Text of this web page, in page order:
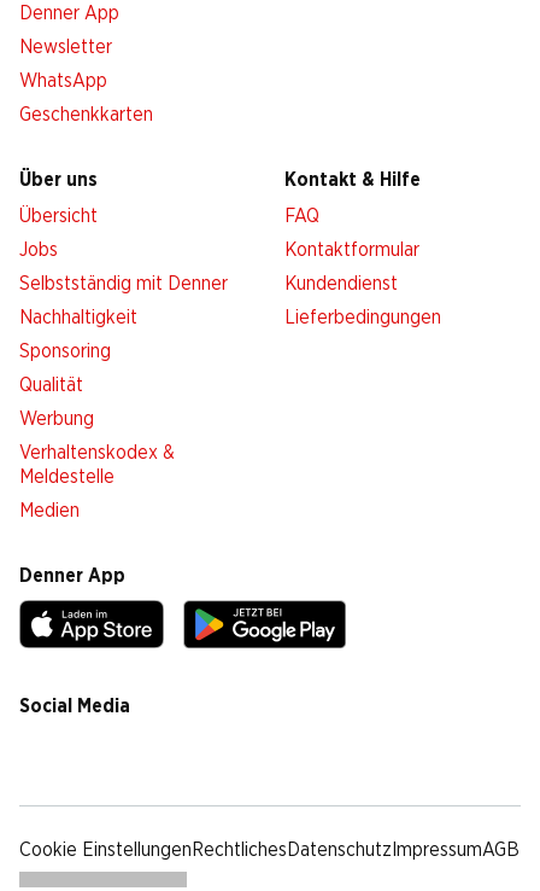
Denner App
Newsletter
WhatsApp
Geschenkkarten
Über uns
Übersicht
Jobs
Selbstständig mit Denner
Nachhaltigkeit
Sponsoring
Qualität
Werbung
Verhaltenskodex &
Meldestelle
Medien
Kontakt & Hilfe
FAQ
Kontaktformular
Kundendienst
Lieferbedingungen
Denner App
Social Media
Cookie Einstellungen Rechtliches Datenschutz ImpressumAGB